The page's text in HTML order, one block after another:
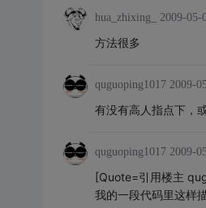
hua_zhixing_ 2009-05-
方法很多
quguoping1017 2009-
有没有高人指点下，
quguoping1017 2009-
[Quote=引用楼主
我的一段代码里这样